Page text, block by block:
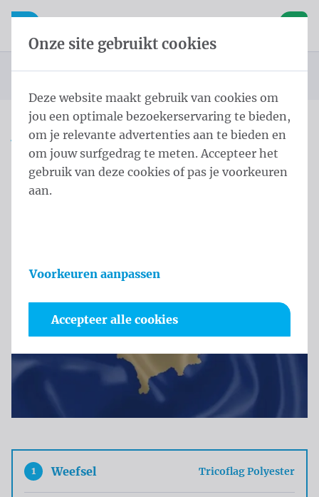
Inhoud overslaan
Taalkeuze overslaan
Open mobiele navigatie
Startpagina
Producten
Vlaggen
Officiële vlaggen
Landenvlaggen
Landenvlaggen Europa Vlag Kosovo 200x300 cm
Vlag Kosovo 200x300 cm
Productinformatie
1 Weefsel Tricoflag Polyester
Onze site gebruikt cookies
Deze website maakt gebruik van cookies om
jou een optimale bezoekerservaring te bieden,
om je relevante advertenties aan te bieden en
om jouw surfgedrag te meten. Accepteer het
gebruik van deze cookies of pas je voorkeuren
aan.
Voorkeuren aanpassen
Accepteer alle cookies